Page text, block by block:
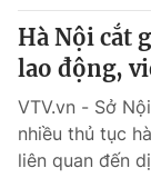
Tổng Biên tập:
Phó Tổng Biên
Nguyễn Trọng
Tổng đài VTV:
Ðiện thoại Thời
Email:
Hà Nội cắt
lao động,
VTV.vn - Sở
nhiều thủ tục
liên quan đến